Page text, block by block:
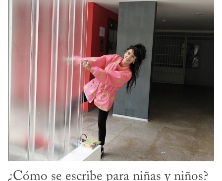
¿Cómo se escribe para niñas y niños?